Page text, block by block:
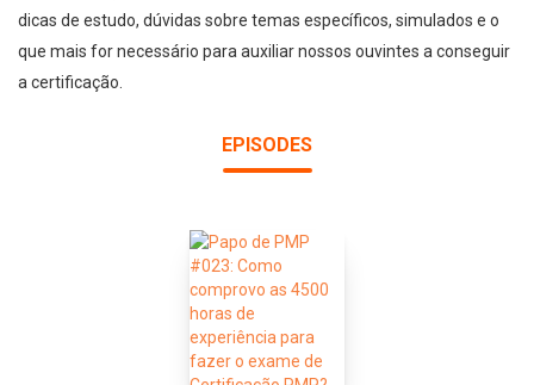
dicas de estudo, dúvidas sobre temas específicos, simulados e o
que mais for necessário para auxiliar nossos ouvintes a conseguir
a certificação.
EPISODES